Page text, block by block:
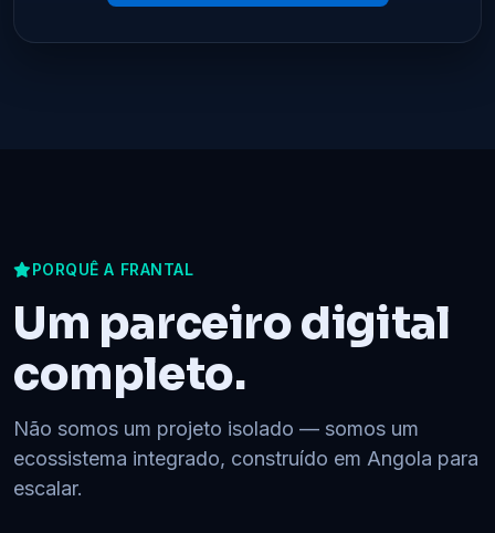
PORQUÊ A FRANTAL
Um parceiro digital
completo.
Não somos um projeto isolado — somos um
ecossistema integrado, construído em Angola para
escalar.